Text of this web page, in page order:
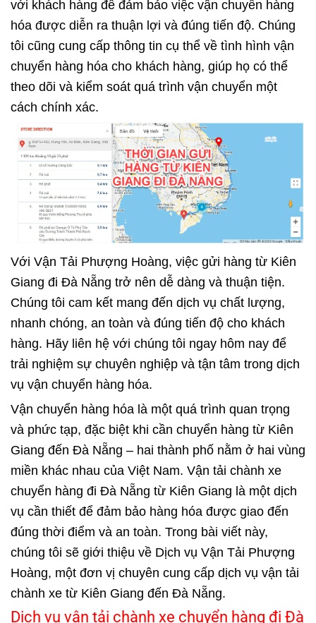
với khách hàng để đảm bảo việc vận chuyển hàng
hóa được diễn ra thuận lợi và đúng tiến độ. Chúng
tôi cũng cung cấp thông tin cụ thể về tình hình vận
chuyển hàng hóa cho khách hàng, giúp họ có thể
theo dõi và kiểm soát quá trình vận chuyển một
cách chính xác.
Với Vận Tải Phượng Hoàng, việc gửi hàng từ Kiên
Giang đi Đà Nẵng trở nên dễ dàng và thuận tiện.
Chúng tôi cam kết mang đến dịch vụ chất lượng,
nhanh chóng, an toàn và đúng tiến độ cho khách
hàng. Hãy liên hệ với chúng tôi ngay hôm nay để
trải nghiệm sự chuyên nghiệp và tận tâm trong dịch
vụ vận chuyển hàng hóa.
Vận chuyển hàng hóa là một quá trình quan trọng
và phức tạp, đặc biệt khi cần chuyển hàng từ Kiên
Giang đến Đà Nẵng – hai thành phố nằm ở hai vùng
miền khác nhau của Việt Nam. Vận tải chành xe
chuyển hàng đi Đà Nẵng từ Kiên Giang là một dịch
vụ cần thiết để đảm bảo hàng hóa được giao đến
đúng thời điểm và an toàn. Trong bài viết này,
chúng tôi sẽ giới thiệu về Dịch vụ Vận Tải Phượng
Hoàng, một đơn vị chuyên cung cấp dịch vụ vận tải
chành xe từ Kiên Giang đến Đà Nẵng.
Dịch vụ vận tải chành xe chuyển hàng đi Đà